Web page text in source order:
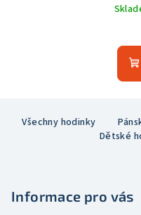
Všechny hodinky
Dětské
Informace pro vás